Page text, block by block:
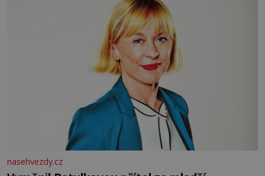
nasehvezdy.cz